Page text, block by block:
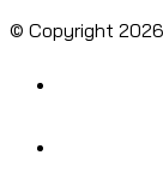
© Copyright 2026